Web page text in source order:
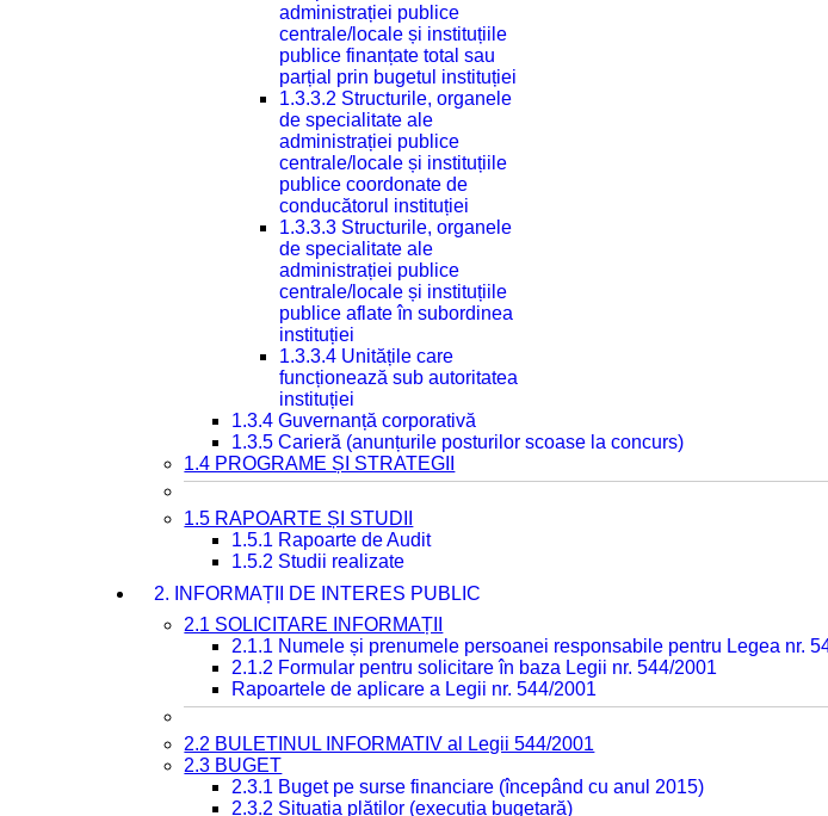
administrației publice
centrale/locale și instituțiile
publice finanțate total sau
parțial prin bugetul instituției
1.3.3.2 Structurile, organele
de specialitate ale
administrației publice
centrale/locale și instituțiile
publice coordonate de
conducătorul instituției
1.3.3.3 Structurile, organele
de specialitate ale
administrației publice
centrale/locale și instituțiile
publice aflate în subordinea
instituției
1.3.3.4 Unitățile care
funcționează sub autoritatea
instituției
1.3.4 Guvernanță corporativă
1.3.5 Carieră (anunțurile posturilor scoase la concurs)
1.4 PROGRAME ȘI STRATEGII
1.5 RAPOARTE ȘI STUDII
1.5.1 Rapoarte de Audit
1.5.2 Studii realizate
2. INFORMAȚII DE INTERES PUBLIC
2.1 SOLICITARE INFORMAȚII
2.1.1 Numele și prenumele persoanei responsabile pentru Legea nr.
2.1.2 Formular pentru solicitare în baza Legii nr. 544/2001
Rapoartele de aplicare a Legii nr. 544/2001
2.2 BULETINUL INFORMATIV al Legii 544/2001
2.3 BUGET
2.3.1 Buget pe surse financiare (începând cu anul 2015)
2.3.2 Situația plăților (execuția bugetară)